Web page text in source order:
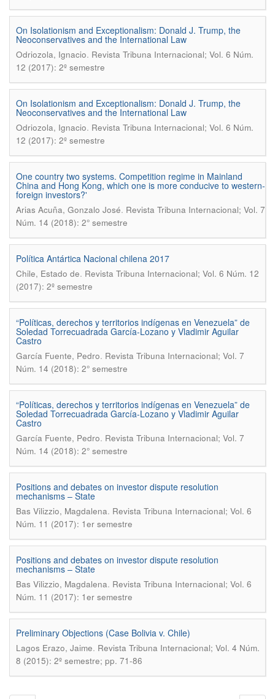
On Isolationism and Exceptionalism: Donald J. Trump, the
Neoconservatives and the International Law
Odriozola, Ignacio. Revista Tribuna Internacional; Vol. 6 Núm.
12 (2017): 2º semestre
On Isolationism and Exceptionalism: Donald J. Trump, the
Neoconservatives and the International Law
Odriozola, Ignacio. Revista Tribuna Internacional; Vol. 6 Núm.
12 (2017): 2º semestre
One country two systems. Competition regime in Mainland
China and Hong Kong, which one is more conducive to western-
foreign investors?'
Arias Acuña, Gonzalo José. Revista Tribuna Internacional; Vol. 7
Núm. 14 (2018): 2° semestre
Política Antártica Nacional chilena 2017
Chile, Estado de. Revista Tribuna Internacional; Vol. 6 Núm. 12
(2017): 2º semestre
“Políticas, derechos y territorios indígenas en Venezuela” de
Soledad Torrecuadrada García-Lozano y Vladimir Aguilar
Castro
García Fuente, Pedro. Revista Tribuna Internacional; Vol. 7
Núm. 14 (2018): 2° semestre
“Políticas, derechos y territorios indígenas en Venezuela” de
Soledad Torrecuadrada García-Lozano y Vladimir Aguilar
Castro
García Fuente, Pedro. Revista Tribuna Internacional; Vol. 7
Núm. 14 (2018): 2° semestre
Positions and debates on investor dispute resolution
mechanisms – State
Bas Vilizzio, Magdalena. Revista Tribuna Internacional; Vol. 6
Núm. 11 (2017): 1er semestre
Positions and debates on investor dispute resolution
mechanisms – State
Bas Vilizzio, Magdalena. Revista Tribuna Internacional; Vol. 6
Núm. 11 (2017): 1er semestre
Preliminary Objections (Case Bolivia v. Chile)
Lagos Erazo, Jaime. Revista Tribuna Internacional; Vol. 4 Núm.
8 (2015): 2º semestre; pp. 71-86